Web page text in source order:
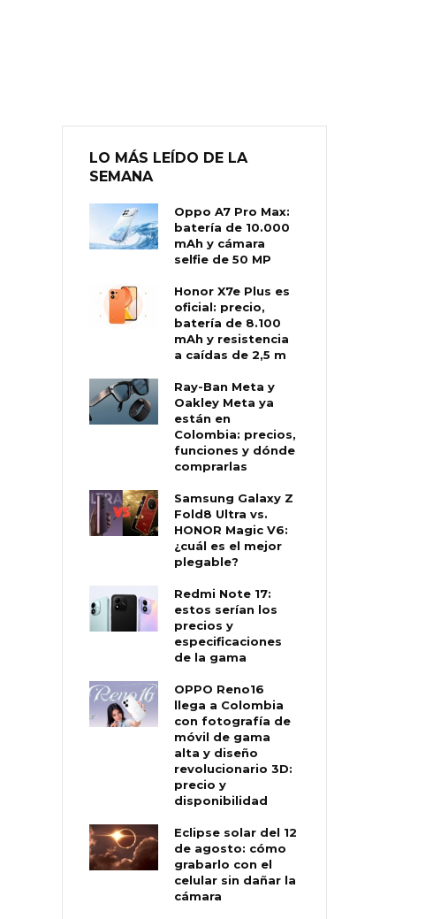
LO MÁS LEÍDO DE LA
SEMANA
Oppo A7 Pro Max:
batería de 10.000
mAh y cámara
selfie de 50 MP
Honor X7e Plus es
oficial: precio,
batería de 8.100
mAh y resistencia
a caídas de 2,5 m
Ray-Ban Meta y
Oakley Meta ya
están en
Colombia: precios,
funciones y dónde
comprarlas
Samsung Galaxy Z
Fold8 Ultra vs.
HONOR Magic V6:
¿cuál es el mejor
plegable?
Redmi Note 17:
estos serían los
precios y
especificaciones
de la gama
OPPO Reno16
llega a Colombia
con fotografía de
móvil de gama
alta y diseño
revolucionario 3D:
precio y
disponibilidad
Eclipse solar del 12
de agosto: cómo
grabarlo con el
celular sin dañar la
cámara